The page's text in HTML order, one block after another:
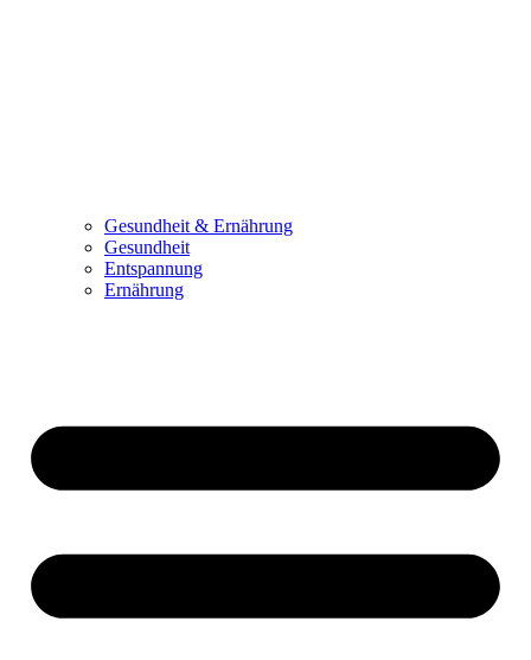
Gesundheit & Ernährung
Gesundheit
Entspannung
Ernährung